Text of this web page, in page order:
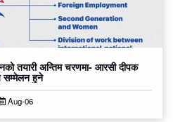
तयारी अन्तिम चरणमा- आरसी दीपक
सम्मेलन हुने
Aug-06